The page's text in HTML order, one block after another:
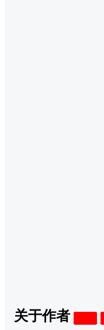
关于作者